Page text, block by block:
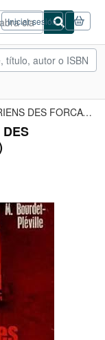
Iniciar sesión
DES GALERIENS DES FORCATS DES BAGNARDS.